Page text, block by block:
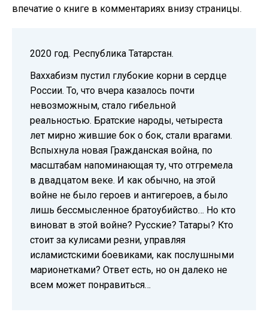
впечатие о книге в комментариях внизу страницы.
2020 год. Республика Татарстан.
Ваххабизм пустил глубокие корни в сердце
России. То, что вчера казалось почти
невозможным, стало гибельной
реальностью. Братские народы, четыреста
лет мирно жившие бок о бок, стали врагами.
Вспыхнула новая Гражданская война, по
масштабам напоминающая ту, что отгремела
в двадцатом веке. И как обычно, на этой
войне не было героев и антигероев, а было
лишь бессмысленное братоубийство… Но кто
виноват в этой войне? Русские? Татары? Кто
стоит за кулисами резни, управляя
исламистскими боевиками, как послушными
марионетками? Ответ есть, но он далеко не
всем может понравиться…